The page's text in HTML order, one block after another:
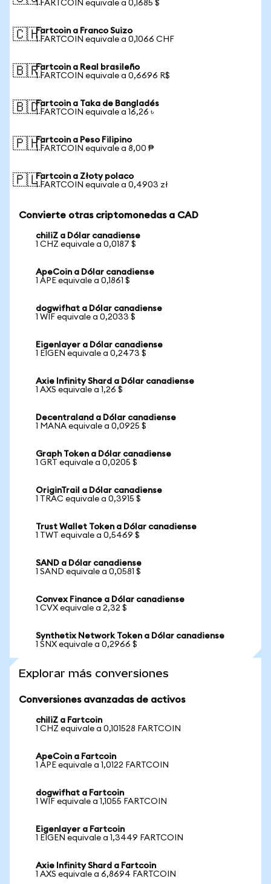
1 FARTCOIN equivale a 0,1685 $
🇨🇭Fartcoin a Franco Suizo
1 FARTCOIN equivale a 0,1066 CHF
🇧🇷Fartcoin a Real brasileño
1 FARTCOIN equivale a 0,6696 R$
🇧🇩Fartcoin a Taka de Bangladés
1 FARTCOIN equivale a 16,26 ৳
🇵🇭Fartcoin a Peso Filipino
1 FARTCOIN equivale a 8,00 ₱
🇵🇱Fartcoin a Złoty polaco
1 FARTCOIN equivale a 0,4903 zł
Convierte otras criptomonedas a CAD
chiliZ a Dólar canadiense
1 CHZ equivale a 0,0187 $
ApeCoin a Dólar canadiense
1 APE equivale a 0,1861 $
dogwifhat a Dólar canadiense
1 WIF equivale a 0,2033 $
Eigenlayer a Dólar canadiense
1 EIGEN equivale a 0,2473 $
Axie Infinity Shard a Dólar canadiense
1 AXS equivale a 1,26 $
Decentraland a Dólar canadiense
1 MANA equivale a 0,0925 $
Graph Token a Dólar canadiense
1 GRT equivale a 0,0205 $
OriginTrail a Dólar canadiense
1 TRAC equivale a 0,3915 $
Trust Wallet Token a Dólar canadiense
1 TWT equivale a 0,5469 $
SAND a Dólar canadiense
1 SAND equivale a 0,0581 $
Convex Finance a Dólar canadiense
1 CVX equivale a 2,32 $
Synthetix Network Token a Dólar canadiense
1 SNX equivale a 0,2966 $
Explorar más conversiones
Conversiones avanzadas de activos
chiliZ a Fartcoin
1 CHZ equivale a 0,101528 FARTCOIN
ApeCoin a Fartcoin
1 APE equivale a 1,0122 FARTCOIN
dogwifhat a Fartcoin
1 WIF equivale a 1,1055 FARTCOIN
Eigenlayer a Fartcoin
1 EIGEN equivale a 1,3449 FARTCOIN
Axie Infinity Shard a Fartcoin
1 AXS equivale a 6,8694 FARTCOIN